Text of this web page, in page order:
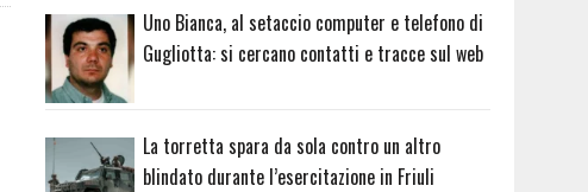
Uno Bianca, al setaccio computer e telefono di
Gugliotta: si cercano contatti e tracce sul web
La torretta spara da sola contro un altro
blindato durante l’esercitazione in Friuli